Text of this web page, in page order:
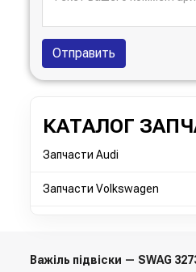
Отправить
КАТАЛОГ
Запчасти Audi
Запчасти Volkswagen
Важіль підвіски — SWAG